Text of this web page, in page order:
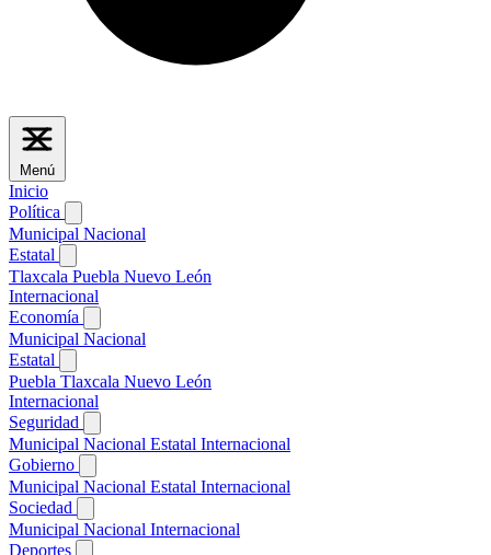
Menú
Inicio
Política
Municipal Nacional
Estatal
Tlaxcala Puebla Nuevo León
Internacional
Economía
Municipal Nacional
Estatal
Puebla Tlaxcala Nuevo León
Internacional
Seguridad
Municipal Nacional Estatal Internacional
Gobierno
Municipal Nacional Estatal Internacional
Sociedad
Municipal Nacional Internacional
Deportes